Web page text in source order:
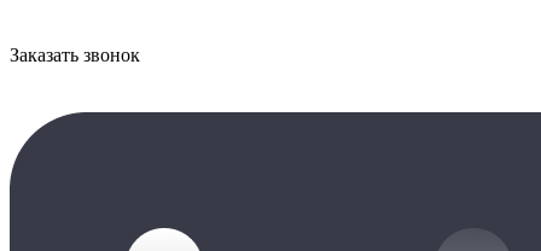
Заказать звонок